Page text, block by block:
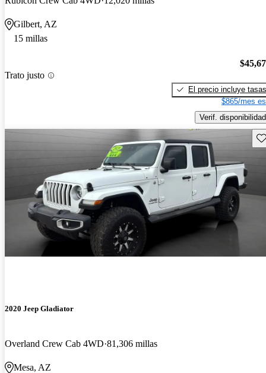
Gilbert, AZ
15 millas
Trato justo
El precio incluye tasas
$865/mes
Verif. disponibilidad
2020 Jeep Gladiator
Overland Crew Cab 4WD 81,306 millas
Mesa, AZ